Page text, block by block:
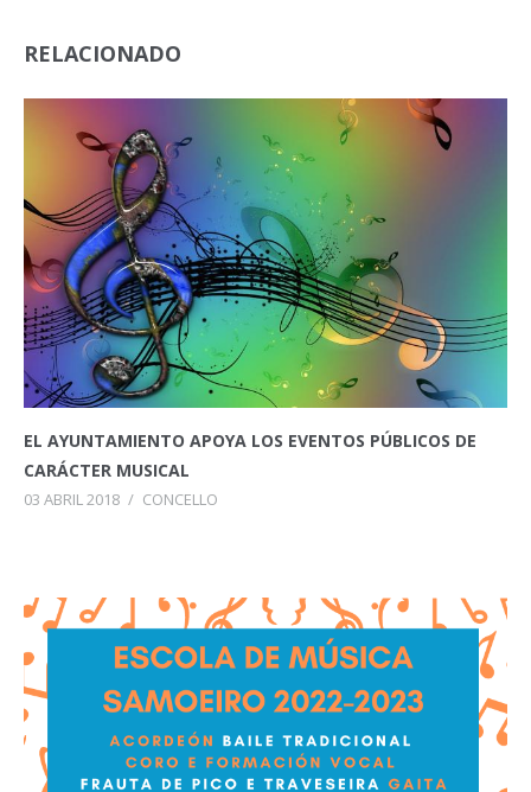
RELACIONADO
EL AYUNTAMIENTO APOYA LOS EVENTOS PÚBLICOS DE
CARÁCTER MUSICAL
03 ABRIL 2018 / CONCELLO